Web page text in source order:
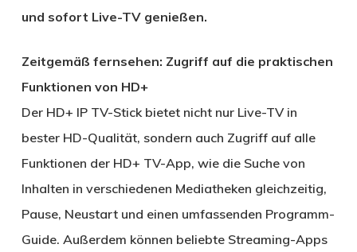
und sofort Live-TV genießen.
Zeitgemäß fernsehen: Zugriff auf die praktischen
Funktionen von HD+
Der HD+ IP TV-Stick bietet nicht nur Live-TV in
bester HD-Qualität, sondern auch Zugriff auf alle
Funktionen der HD+ TV-App, wie die Suche von
Inhalten in verschiedenen Mediatheken gleichzeitig,
Pause, Neustart und einen umfassenden Programm-
Guide. Außerdem können beliebte Streaming-Apps